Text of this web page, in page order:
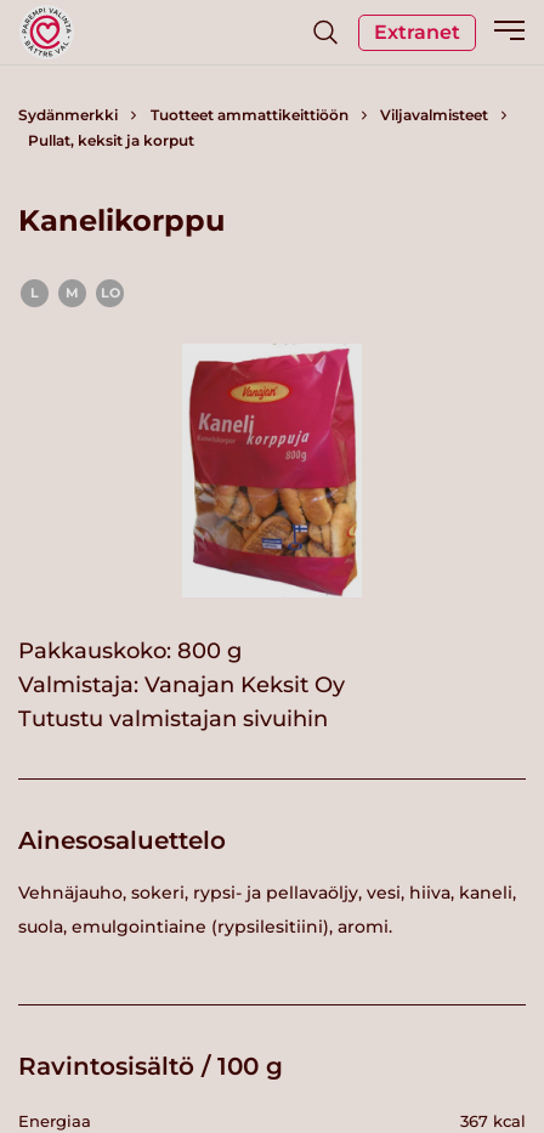
Extranet
Sydänmerkki Tuotteet ammattikeittiöön
Viljavalmisteet
Pullat, keksit ja korput
Kanelikorppu
L M LO
Pakkauskoko: 800 g
Valmistaja: Vanajan Keksit Oy
Tutustu valmistajan sivuihin
Ainesosaluettelo
Vehnäjauho, sokeri, rypsi- ja pellavaöljy, vesi, hiiva, kaneli,
suola, emulgointiaine (rypsilesitiini), aromi.
Ravintosisältö / 100 g
Energiaa 367 kcal